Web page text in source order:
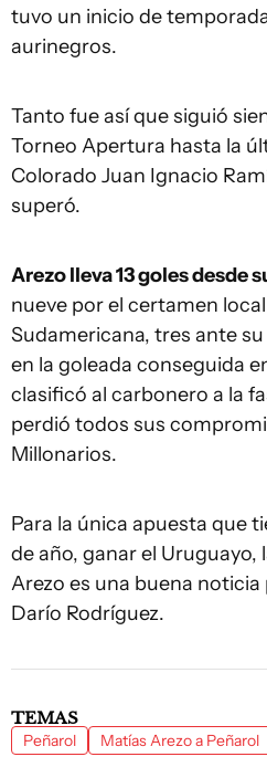
tuvo un inicio de
aurinegros.
Tanto fue así que siguió
Torneo Apertura hasta la
Colorado Juan Ignacio
superó.
Arezo lleva 13 goles desde
nueve por el certamen
Sudamericana, tres ante
en la goleada conseguida
clasificó al carbonero a la
perdió todos sus
Millonarios.
Para la única apuesta que
de año, ganar el Uruguayo,
Arezo es una buena
Darío Rodríguez.
TEMAS
Peñarol Matías Arezo a Peñarol